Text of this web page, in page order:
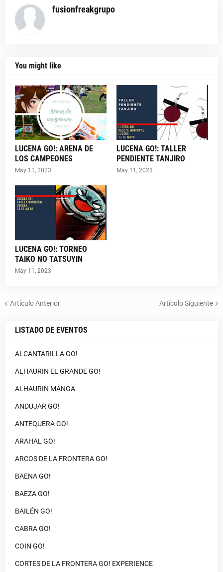
fusionfreakgrupo
You might like
LUCENA GO!: ARENA DE
LOS CAMPEONES
May 11, 2023
LUCENA GO!: TALLER
PENDIENTE TANJIRO
May 11, 2023
LUCENA GO!: TORNEO
TAIKO NO TATSUYIN
May 11, 2023
Artículo Anterior Artículo Siguiente
LISTADO DE EVENTOS
ALCANTARILLA GO!
ALHAURIN EL GRANDE GO!
ALHAURIN MANGA
ANDUJAR GO!
ANTEQUERA GO!
ARAHAL GO!
ARCOS DE LA FRONTERA GO!
BAENA GO!
BAEZA GO!
BAILÉN GO!
CABRA GO!
COIN GO!
CORTES DE LA FRONTERA GO! EXPERIENCE